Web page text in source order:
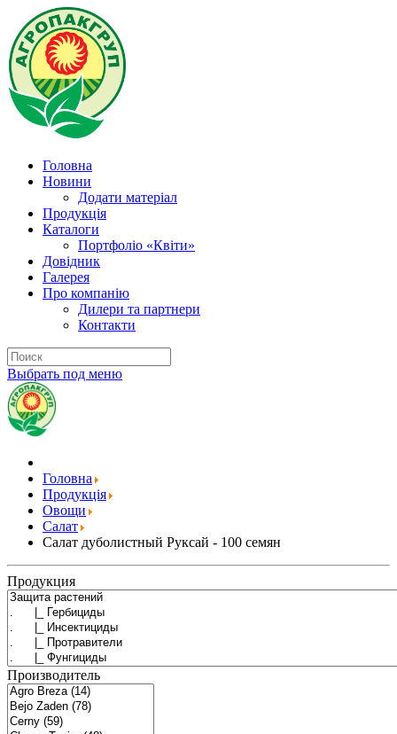
Головна
Новини
Додати матеріал
Продукція
Каталоги
Портфоліо «Квіти»
Довідник
Галерея
Про компанію
Дилери та партнери
Контакти
Выбрать под меню
Головна
Продукція
Овощи
Салат
Салат дуболистный Руксай - 100 семян
Продукция
Производитель